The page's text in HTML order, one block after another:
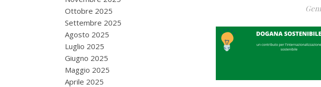
Ottobre 2025
Settembre 2025
Agosto 2025
Luglio 2025
Giugno 2025
Maggio 2025
Aprile 2025